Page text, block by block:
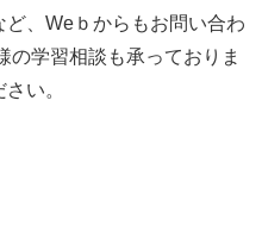
、Weｂからもお問い合わ
の学習相談も承っておりま
い。